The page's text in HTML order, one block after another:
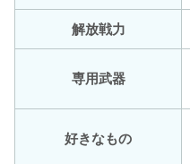
解放戦力
専用武器
好きなもの